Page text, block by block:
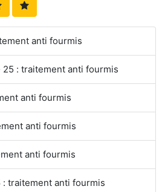
anti fourmis
: traitement anti fourmis
anti fourmis
anti fourmis
anti fourmis
traitement anti fourmis